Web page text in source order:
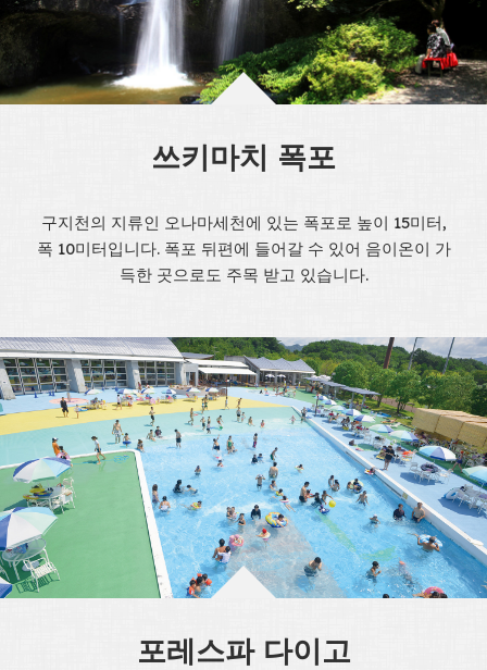
쓰키마치 폭포
구지천의 지류인 오나마세천에 있는 폭포로 높이 15미터,
폭 10미터입니다. 폭포 뒤편에 들어갈 수 있어 음이온이 가
득한 곳으로도 주목 받고 있습니다.
포레스파 다이고